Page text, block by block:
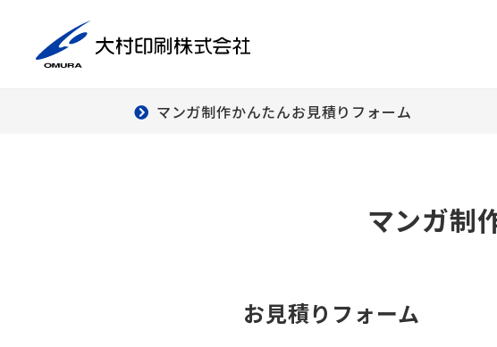
ダンボールウォ
ワーク
マンガ制作かんたんお見積りフォーム
マンガ制
お見積りフォーム